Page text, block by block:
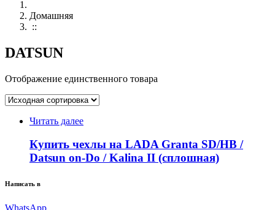
Домашняя
::
DATSUN
Отображение единственного товара
Читать далее
Купить чехлы на LADA Granta SD/HB /
Datsun on-Do / Kalina II (сплошная)
Написать в